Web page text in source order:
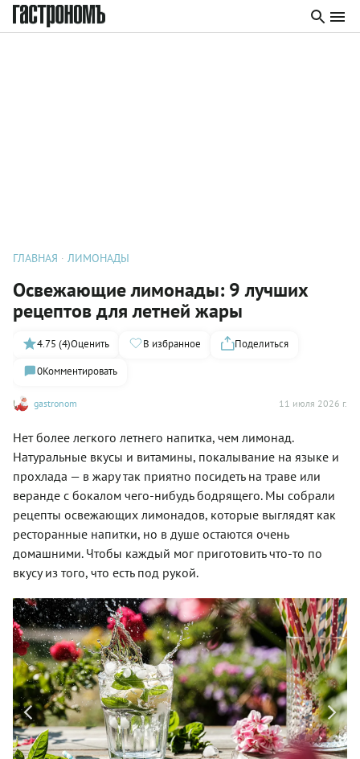
ГЛАВНАЯ ЛИМОНАДЫ
Освежающие лимонады: 9 лучших
рецептов для летней жары
gastronom 11 июля 2026 г.
4.75 (4)Оценить В избранное
Поделиться
0Комментировать
Нет более легкого летнего напитка, чем лимонад.
Натуральные вкусы и витамины, покалывание на языке и
прохлада — в жару так приятно посидеть на траве или
веранде с бокалом чего-нибудь бодрящего. Мы собрали
рецепты освежающих лимонадов, которые выглядят как
ресторанные напитки, но в душе остаются очень
домашними. Чтобы каждый мог приготовить что-то по
вкусу из того, что есть под рукой.